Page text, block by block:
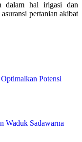
dalam hal irigasi dan
pertanian akibat
Potensi
Waduk Sadawarna